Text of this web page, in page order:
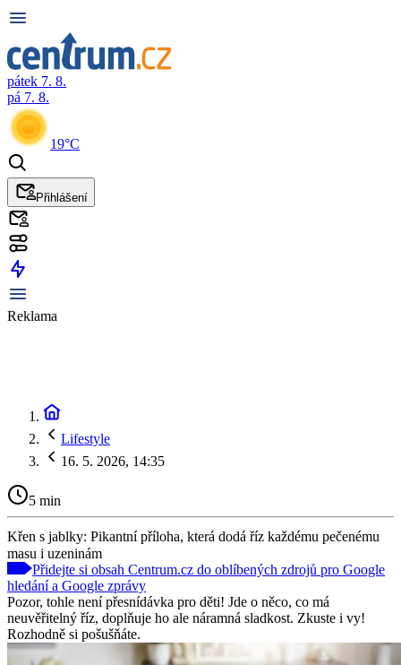
pátek 7. 8.
pá 7. 8.
19°C
Přihlášení
Reklama
Lifestyle
16. 5. 2026, 14:35
5 min
Křen s jablky: Pikantní příloha, která dodá říz každému pečenému
masu i uzeninám
Přidejte si obsah Centrum.cz do oblíbených zdrojů pro Google
hledání a Google zprávy
Pozor, tohle není přesnídávka pro děti! Jde o něco, co má
neuvěřitelný říz, doplňuje ho ale náramná sladkost. Zkuste i vy!
Rozhodně si pošušňáte.